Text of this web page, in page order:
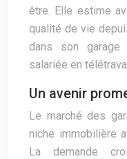
être. Elle estime
qualité de vie
dans son
salariée en
Un avenir
Le marché des
niche immobilière
La demande